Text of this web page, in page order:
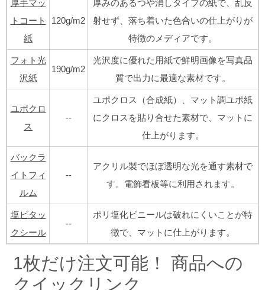
厚手マッ
トコート
紙
120g/m2
厚みのあるつや消しタイプの紙で、乱反
射せず、落ち着いた色合いの仕上がりが
特徴のメディアです。
フォト光
沢紙
190g/m2
光沢度に優れた用紙で鮮明画像を写真品
質で出力に最適な素材です。
ユポクロ
ス
--
ユポクロス（合成紙）、マット調ユポ紙
にクロスを貼り合せた素材で、マットに
仕上がります。
バックラ
イトフィ
ルム
--
アクリル製でほぼ透明な光を通す素材で
す。電飾看板等に利用されます。
塩ビタッ
クシール
--
ポリ塩化ビニールは破れにくいことが特
徴で、マットに仕上がります。
1枚だけ注文可能！ 商品への
クイックリンク